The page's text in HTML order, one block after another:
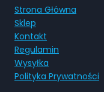
Strona Główna
Sklep
Kontakt
Regulamin
Wysyłka
Polityka Prywatności